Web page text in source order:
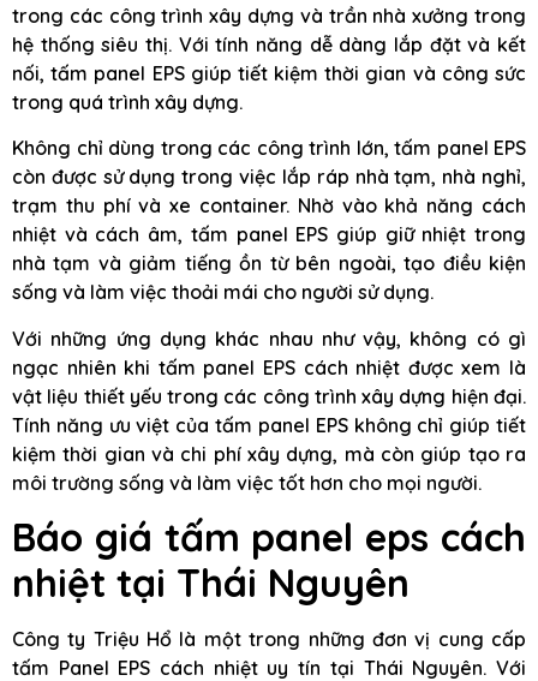
trong các công trình xây dựng và trần nhà xưởng trong
hệ thống siêu thị. Với tính năng dễ dàng lắp đặt và kết
nối, tấm panel EPS giúp tiết kiệm thời gian và công sức
trong quá trình xây dựng.
Không chỉ dùng trong các công trình lớn, tấm panel EPS
còn được sử dụng trong việc lắp ráp nhà tạm, nhà nghỉ,
trạm thu phí và xe container. Nhờ vào khả năng cách
nhiệt và cách âm, tấm panel EPS giúp giữ nhiệt trong
nhà tạm và giảm tiếng ồn từ bên ngoài, tạo điều kiện
sống và làm việc thoải mái cho người sử dụng.
Với những ứng dụng khác nhau như vậy, không có gì
ngạc nhiên khi tấm panel EPS cách nhiệt được xem là
vật liệu thiết yếu trong các công trình xây dựng hiện đại.
Tính năng ưu việt của tấm panel EPS không chỉ giúp tiết
kiệm thời gian và chi phí xây dựng, mà còn giúp tạo ra
môi trường sống và làm việc tốt hơn cho mọi người.
Báo giá tấm panel eps cách
nhiệt tại Thái Nguyên
Công ty Triệu Hổ là một trong những đơn vị cung cấp
tấm Panel EPS cách nhiệt uy tín tại Thái Nguyên. Với